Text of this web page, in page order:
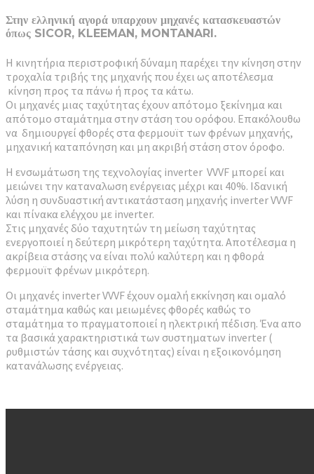
Στην ελληνική αγορά υπαρχουν μηχανές κατασκευαστών
όπως SICOR, KLEEMAN, MONTANARI.
Η κινητήρια περιστροφική δύναμη παρέχει την κίνηση στην
τροχαλία τριβής της μηχανής που έχει ως αποτέλεσμα
κίνηση προς τα πάνω ή προς τα κάτω.
Οι μηχανές μιας ταχύτητας έχουν απότομο ξεκίνημα και
απότομο σταμάτημα στην στάση του ορόφου. Επακόλουθω
να δημιουργεί φθορές στα φερμουϊτ των φρένων μηχανής,
μηχανική καταπόνηση και μη ακριβή στάση στον όροφο.
Η ενσωμάτωση της τεχνολογίας inverter VVVF μπορεί και
μειώνει την καταναλωση ενέργειας μέχρι και 40%. Ιδανική
λύση η συνδυαστική αντικατάσταση μηχανής inverter VVVF
και πίνακα ελέγχου με inverter.
Στις μηχανές δύο ταχυτητών τη μείωση ταχύτητας
ενεργοποιεί η δεύτερη μικρότερη ταχύτητα. Aποτέλεσμα η
ακρίβεια στάσης να είναι πολύ καλύτερη και η φθορά
φερμουϊτ φρένων μικρότερη.
Οι μηχανές inverter VVVF έχουν ομαλή εκκίνηση και ομαλό
σταμάτημα καθώς και μειωμένες φθορές καθώς το
σταμάτημα το πραγματοποιεί η ηλεκτρική πέδιση. Ένα απο
τα βασικά χαρακτηριστικά των συστηματων inverter (
ρυθμιστών τάσης και συχνότητας) είναι η εξοικονόμηση
κατανάλωσης ενέργειας.